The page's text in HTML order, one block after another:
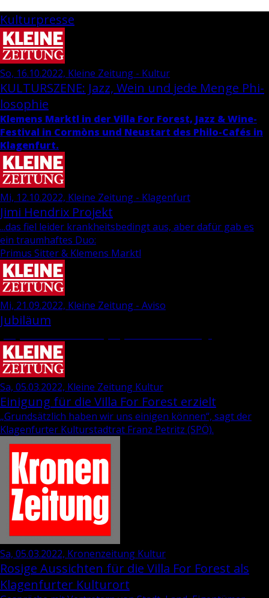
Kulturpresse
So, 16.10.2022, Kleine Zeitung - Kultur
KUL­TUR­SZE­NE: Jazz, Wein und jede Menge Phi­
lo­so­phie
Kle­mens Marktl in der Villa For Fo­rest, Jazz & Wi­ne-
Fes­ti­val in Cormòns und Neu­start des Phi­lo-Cafés in
Kla­gen­furt.
Mi, 12.10.2022, Kleine Zeitung - Klagenfurt
Jimi Hen­d­rix Pro­jekt
...das fiel leider krankheitsbedingt aus, aber dafür gab es
ein traumhaftes Duo:
Primus Sitter & Klemens Marktl
Mi, 21.09.2022, Kleine Zeitung - Aviso
Jubiläum
Sa, 05.03.2022, Kleine Zeitung Kultur
Einigung für die Villa For Forest erzielt
„Grund­sätz­lich haben wir uns ei­ni­gen kön­nen“, sagt der
Kla­gen­fur­ter Kul­tur­stadt­rat Franz Pe­tritz (SPÖ).
Sa, 05.03.2022, Kronenzeitung Kultur
Rosige Aussichten für die Villa For Forest als
Klagenfurter Kulturort